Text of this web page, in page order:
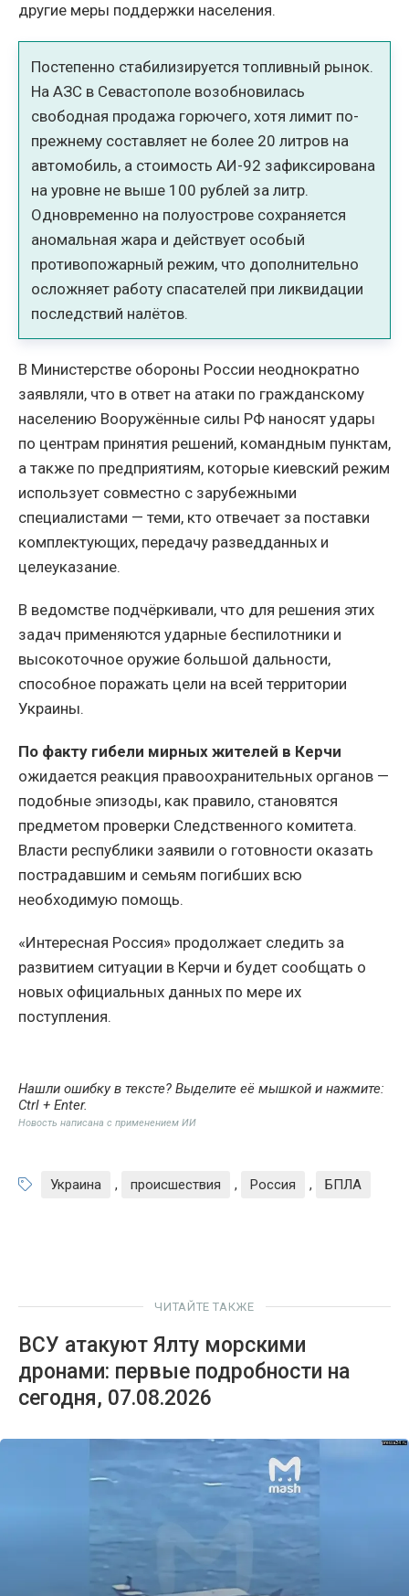
другие меры поддержки населения.
Постепенно стабилизируется топливный рынок.
На АЗС в Севастополе возобновилась
свободная продажа горючего, хотя лимит по-
прежнему составляет не более 20 литров на
автомобиль, а стоимость АИ-92 зафиксирована
на уровне не выше 100 рублей за литр.
Одновременно на полуострове сохраняется
аномальная жара и действует особый
противопожарный режим, что дополнительно
осложняет работу спасателей при ликвидации
последствий налётов.
В Министерстве обороны России неоднократно
заявляли, что в ответ на атаки по гражданскому
населению Вооружённые силы РФ наносят удары
по центрам принятия решений, командным пунктам,
а также по предприятиям, которые киевский режим
использует совместно с зарубежными
специалистами — теми, кто отвечает за поставки
комплектующих, передачу разведданных и
целеуказание.
В ведомстве подчёркивали, что для решения этих
задач применяются ударные беспилотники и
высокоточное оружие большой дальности,
способное поражать цели на всей территории
Украины.
По факту гибели мирных жителей в Керчи
ожидается реакция правоохранительных органов —
подобные эпизоды, как правило, становятся
предметом проверки Следственного комитета.
Власти республики заявили о готовности оказать
пострадавшим и семьям погибших всю
необходимую помощь.
«Интересная Россия» продолжает следить за
развитием ситуации в Керчи и будет сообщать о
новых официальных данных по мере их
поступления.
Нашли ошибку в тексте? Выделите её мышкой и нажмите:
Ctrl + Enter.
Новость написана с применением ИИ
Украина , происшествия , Россия , БПЛА
ЧИТАЙТЕ ТАКЖЕ
ВСУ атакуют Ялту морскими
дронами: первые подробности на
сегодня, 07.08.2026